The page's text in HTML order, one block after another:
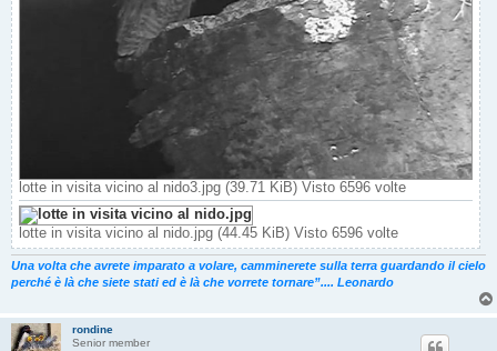
lotte in visita vicino al nido3.jpg (39.71 KiB) Visto 6596 volte
lotte in visita vicino al nido.jpg (44.45 KiB) Visto 6596 volte
Una volta che avrete imparato a volare, camminerete sulla terra guardando il cielo
perché è là che siete stati ed è là che vorrete tornare”.... Leonardo
rondine
Senior member